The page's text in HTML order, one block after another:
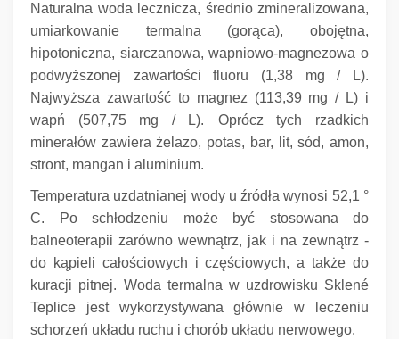
Naturalna woda lecznicza, średnio zmineralizowana,
umiarkowanie termalna (gorąca), obojętna,
hipotoniczna, siarczanowa, wapniowo-magnezowa o
podwyższonej zawartości fluoru (1,38 mg / L).
Najwyższa zawartość to magnez (113,39 mg / L) i
wapń (507,75 mg / L).
Oprócz tych rzadkich
minerałów zawiera żelazo, potas, bar, lit, sód, amon,
stront, mangan i aluminium.
Temperatura uzdatnianej wody u źródła wynosi 52,1 °
C. Po schłodzeniu może być stosowana do
balneoterapii zarówno wewnątrz, jak i na zewnątrz -
do kąpieli całościowych i częściowych, a także do
kuracji pitnej. Woda termalna w uzdrowisku Sklené
Teplice jest wykorzystywana głównie w leczeniu
schorzeń układu ruchu i chorób układu nerwowego.